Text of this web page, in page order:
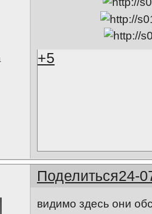
+5
Поделиться24-
видимо здесь они